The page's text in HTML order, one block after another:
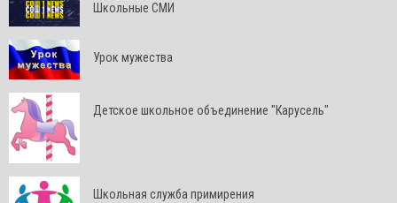
Школьные СМИ
Урок мужества
Детское школьное объединение "Карусель"
Школьная служба примирения